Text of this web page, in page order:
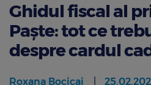
Ghidul fiscal al
Paște: tot ce
despre cardul
Roxana Bocicai